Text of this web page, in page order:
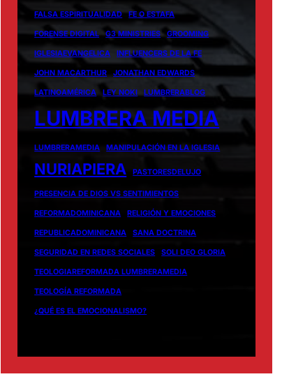
FALSA ESPIRITUALIDAD FE O ESTAFA
FORENSE DIGITAL G3 MINISTRIES GROOMING
IGLESIAEVANGELICA INFLUENCERS DE LA FE
JOHN MACARTHUR JONATHAN EDWARDS
LATINOAMÉRICA LEY NOKI LUMBRERABLOG
LUMBRERA MEDIA
LUMBRERAMEDIA MANIPULACIÓN EN LA IGLESIA
NURIAPIERA PASTORESDELUJO
PRESENCIA DE DIOS VS SENTIMIENTOS
REFORMADOMINICANA RELIGIÓN Y EMOCIONES
REPUBLICADOMINICANA SANA DOCTRINA
SEGURIDAD EN REDES SOCIALES SOLI DEO GLORIA
TEOLOGIAREFORMADA LUMBRERAMEDIA
TEOLOGÍA REFORMADA
¿QUÉ ES EL EMOCIONALISMO?